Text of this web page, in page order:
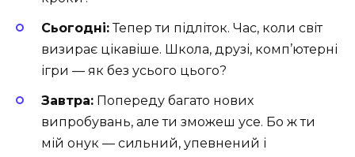
Сьогодні:Тепер ти підліток. Час, коли світ
визирає цікавіше. Школа, друзі, комп’ютерні
ігри — як без усього цього?
Завтра: Попереду багато нових
випробувань, але ти зможеш усе. Бо ж ти
мій онук — сильний, упевнений і